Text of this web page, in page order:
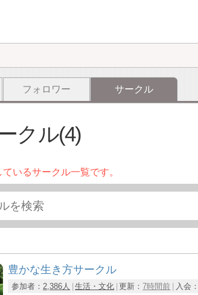
フォロワー サークル
クル(4)
いるサークル一覧です。
豊かな生き方サークル
参加者：2,386人 生活・文化 更新：7時間前 入会：